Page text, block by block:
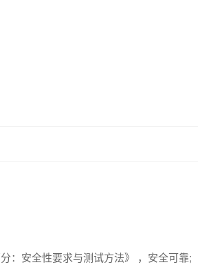
：安全性要求与测试方法》 ，安全可靠;